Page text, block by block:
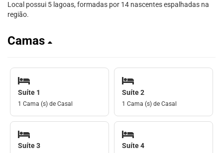
Local possui 5 lagoas, formadas por 14 nascentes espalhadas na
região.
Camas
Suíte 1
1 Cama (s) de Casal
Suíte 2
1 Cama (s) de Casal
Suíte 3 Suíte 4